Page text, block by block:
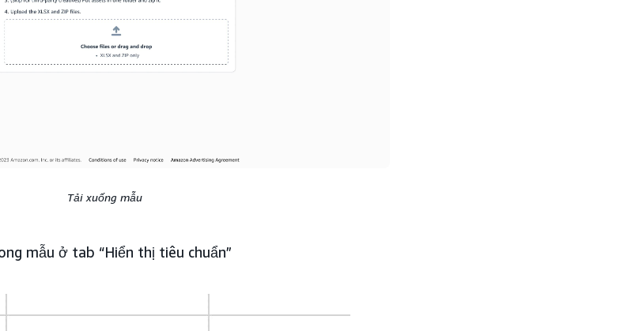
Tải xuống mẫu
mẫu ở tab “Hiển thị tiêu chuẩn”